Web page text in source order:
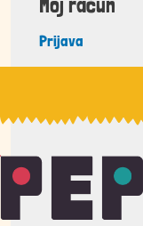
Prijava